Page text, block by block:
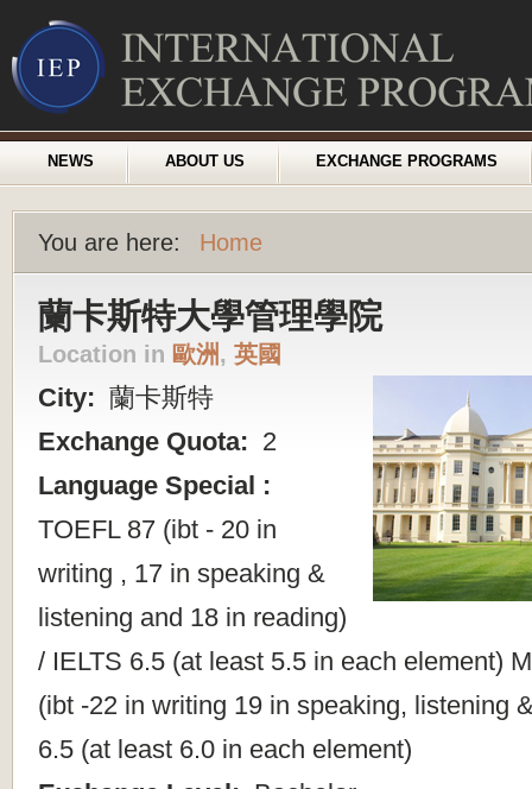
NEWS ABOUT US EXCHANGE PROGRAMS
You are here: Home
蘭卡斯特大學管理學院
Location in 歐洲, 英國
City: 蘭卡斯特
Exchange Quota: 2
Language Special :
TOEFL 87 (ibt - 20 in
writing , 17 in speaking &
listening and 18 in reading)
/ IELTS 6.5 (at least 5.5 in each element)
(ibt -22 in writing 19 in speaking, listening
6.5 (at least 6.0 in each element)